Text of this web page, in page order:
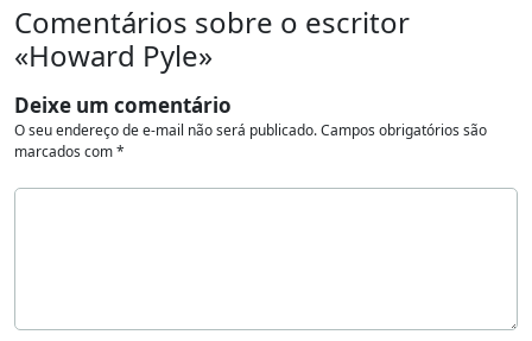
Comentários sobre o escritor
«Howard Pyle»
Deixe um comentário
O seu endereço de e-mail não será publicado.Campos obrigatórios são
marcados com*